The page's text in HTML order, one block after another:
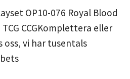
OP10-076 Royal Blood
CCGKomplettera eller
oss, vi har tusentals